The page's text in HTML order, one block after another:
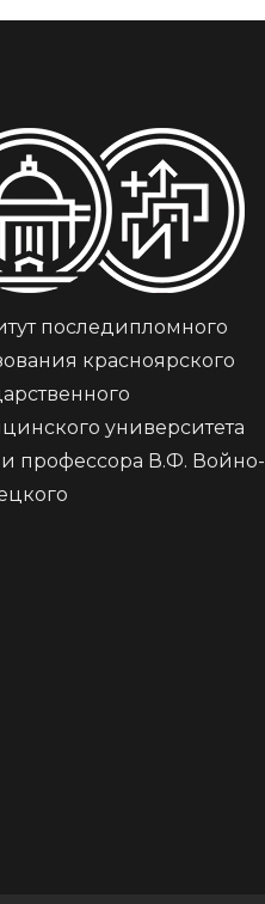
последипломного
красноярского
университета
профессора В.Ф. Войно-